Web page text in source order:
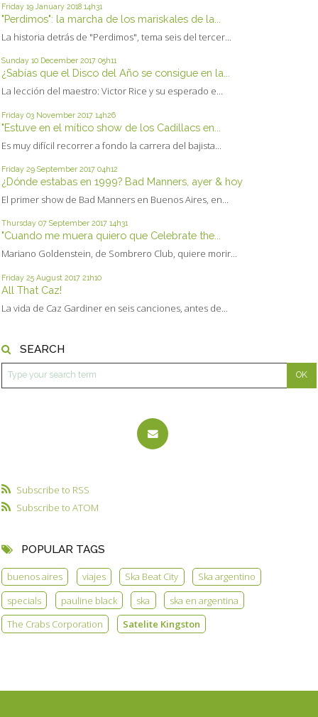
Friday 19 January 2018 14h31
"Perdimos": la marcha de los mariskales de la...
La historia detrás de "Perdimos", tema seis del tercer...
Sunday 10 December 2017 05h11
¿Sabías que el Disco del Año se consigue en la...
La lección del maestro: Victor Rice y su esperado e...
Friday 03 November 2017 14h26
"Estuve en el mítico show de los Cadillacs en...
Es muy difícil recorrer a fondo la carrera del bajista...
Friday 29 September 2017 04h12
¿Dónde estabas en 1999? Bad Manners, ayer & hoy
El primer show de Bad Manners en Buenos Aires, en...
Thursday 07 September 2017 14h31
"Cuando me muera quiero que Celebrate the...
Mariano Goldenstein, de Sombrero Club, quiere morir...
Friday 25 August 2017 21h10
All That Caz!
La vida de Caz Gardiner en seis canciones, antes de...
SEARCH
Subscribe to RSS
Subscribe to ATOM
POPULAR TAGS
buenos aires viajes Ska Beat City
Ska argentino
specials
pauline black ska
ska en argentina
The Crabs Corporation
Satelite Kingston